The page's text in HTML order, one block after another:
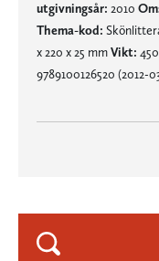
utgivningsår: 2010
Thema-kod:
x 220 x 25 mmVikt:
9789100126520 (2012-